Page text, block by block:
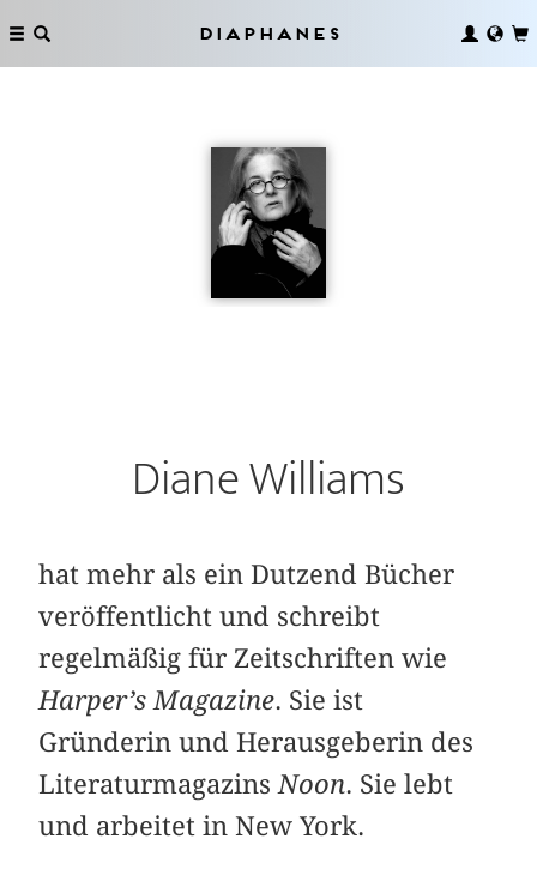
Diaphanes
Diane Williams
hat mehr als ein Dutzend Bücher
veröffentlicht und schreibt
regelmäßig für Zeitschriften wie
Harper’s Magazine. Sie ist
Gründerin und Herausgeberin des
Literaturmagazins Noon. Sie lebt
und arbeitet in New York.